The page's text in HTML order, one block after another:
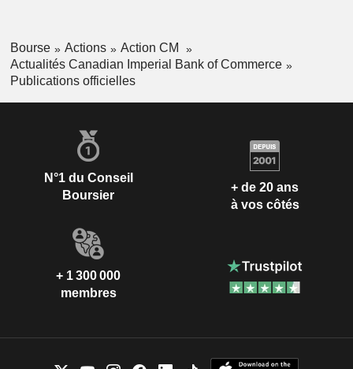
Bourse Actions
Action CM
Actualités Canadian Imperial Bank of Commerce
Publications officielles
N°1 du Conseil
Boursier
+ de 20 ans
à vos côtés
+ 1 300 000
membres